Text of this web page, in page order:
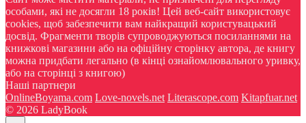
особами, які не досягли 18 років! Цей веб-сайт використовує
cookies, щоб забезпечити вам найкращий користувацький
досвід. Фрагменти творів супроводжуються посиланнями на
книжкові магазини або на офіційну сторінку автора, де книгу
можна придбати легально (в кінці ознайомлювального уривку,
або на сторінці з книгою)
Наші партнери
OnlineBoyama.com Love-novels.net Literascope.com Kitapfuar.net
© 2026 LadyBook